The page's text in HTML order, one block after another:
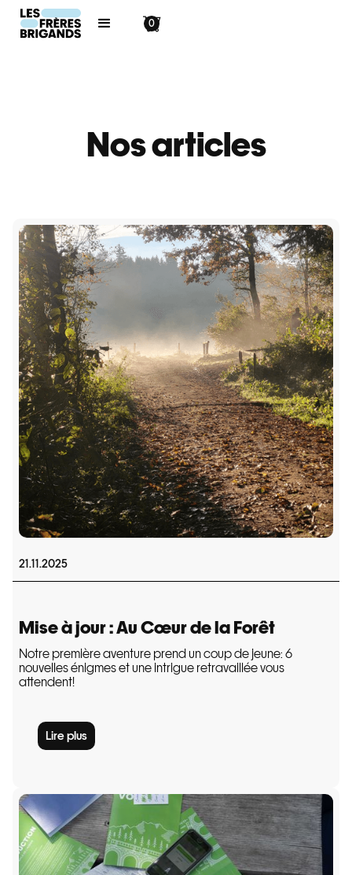
0
Nos articles
21.11.2025
Mise à jour : Au Cœur de la Forêt
Notre première aventure prend un coup de jeune: 6
nouvelles énigmes et une intrigue retravaillée vous
attendent!
Lire plus